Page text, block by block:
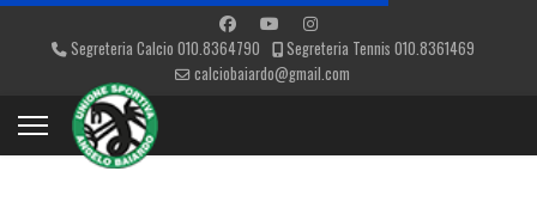
Segreteria Calcio 010.8364790
Segreteria Tennis 010.8361469
calciobaiardo@gmail.com